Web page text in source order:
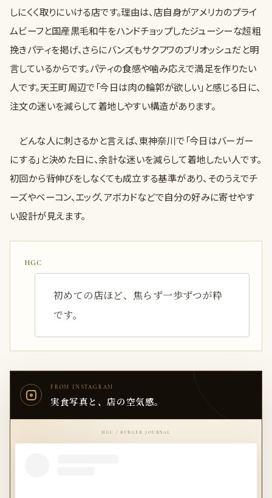
しにくく取りにいける店です。理由は、店自身がアメリカのプライ
ムビーフと国産黒毛和牛をハンドチョップしたジューシーな超粗
挽きパティを掲げ、さらにバンズもサクフワのブリオッシュだと明
言しているからです。パティの食感や噛み応えで満足を作りたい
人です。天王町周辺で「今日は肉の輪郭が欲しい」と感じる日に、
注文の迷いを減らして着地しやすい構造があります。
どんな人に刺さるかと言えば、東神奈川で「今日はバーガー
にする」と決めた日に、余計な迷いを減らして着地したい人です。
初回から背伸びをしなくても成立する基準があり、そのうえでチ
ーズやベーコン、エッグ、アボカドなどで自分の好みに寄せやす
い設計が見えます。
初めての店ほど、焦らず一歩ずつが粋
です。
FROM INSTAGRAM
実食写真と、店の空気感。